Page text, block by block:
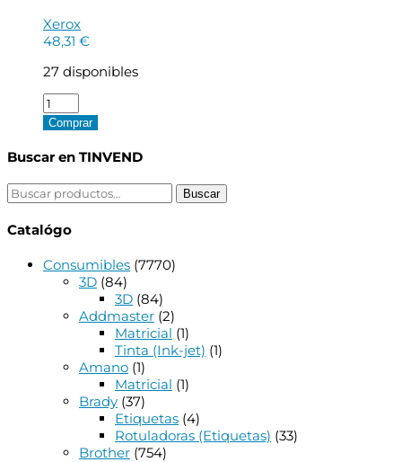
Xerox
48,31 €
27 disponibles
Xerox
VersaLink
B7125/B7130/B7135/C7020/C7025/C7030/C7120/C7125/
Bote
Original
-
115R00128
cantidad
Comprar
Buscar en TINVEND
Buscar
por:
Buscar
Catalógo
Consumibles (7770)
3D (84)
3D (84)
Addmaster (2)
Matricial (1)
Tinta (Ink-jet) (1)
Amano (1)
Matricial (1)
Brady (37)
Etiquetas (4)
Rotuladoras (Etiquetas) (33)
Brother (754)